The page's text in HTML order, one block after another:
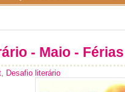
- Maio -
Desafio literário